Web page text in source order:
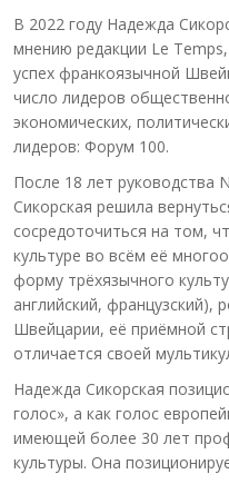
В 2022 году Надежда
мнению редакции Le
успех франкоязычной
число лидеров
экономических,
лидеров: Форум 100.
После 18 лет руководства
Сикорская решила
сосредоточиться на том,
культуре во всём её
форму трёхязычного
английский, французский),
Швейцарии, её приёмной
отличается своей
Надежда Сикорская
голос», а как голос
имеющей более 30 лет
культуры. Она